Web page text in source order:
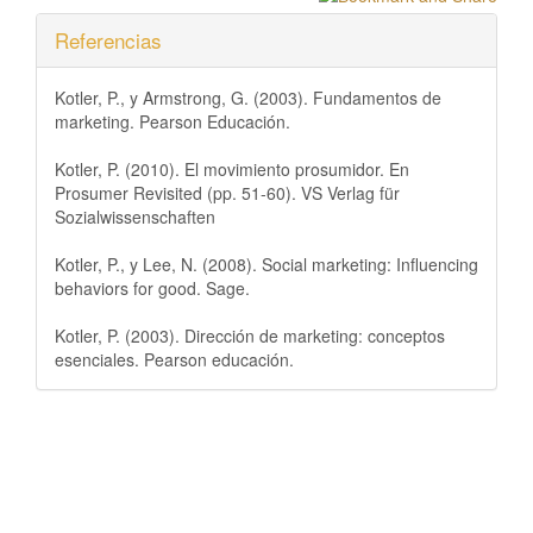
Referencias
Kotler, P., y Armstrong, G. (2003). Fundamentos de
marketing. Pearson Educación.
Kotler, P. (2010). El movimiento prosumidor. En
Prosumer Revisited (pp. 51-60). VS Verlag für
Sozialwissenschaften
Kotler, P., y Lee, N. (2008). Social marketing: Influencing
behaviors for good. Sage.
Kotler, P. (2003). Dirección de marketing: conceptos
esenciales. Pearson educación.